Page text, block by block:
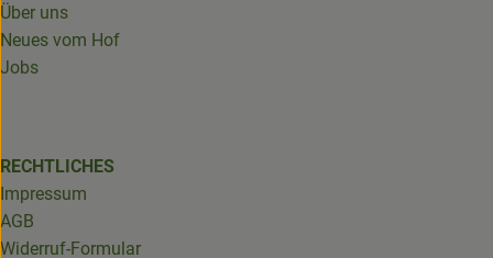
Über uns
Neues vom Hof
Jobs
RECHTLICHES
Impressum
AGB
Widerruf-Formular